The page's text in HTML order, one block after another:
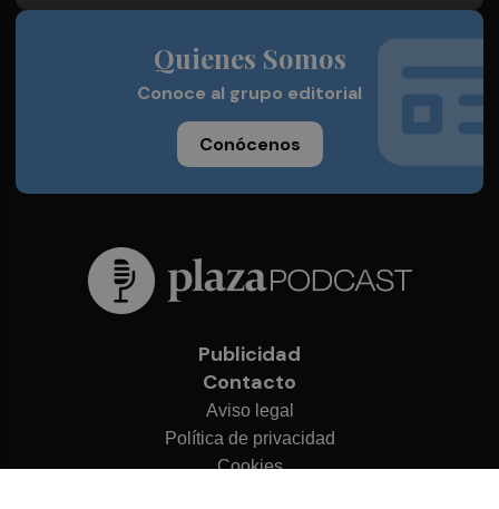
Quienes Somos
Conoce al grupo editorial
Conócenos
Publicidad
Contacto
Aviso legal
Política de privacidad
Cookies